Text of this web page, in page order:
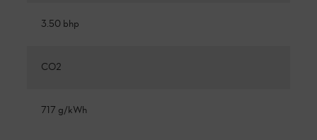
3.50 bhp
CO2
717 g/kWh